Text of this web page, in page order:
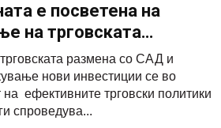
е посветена на
на трговската
со САД
размена со САД и
нови инвестиции се во
на ефективните трговски политики
спроведува...